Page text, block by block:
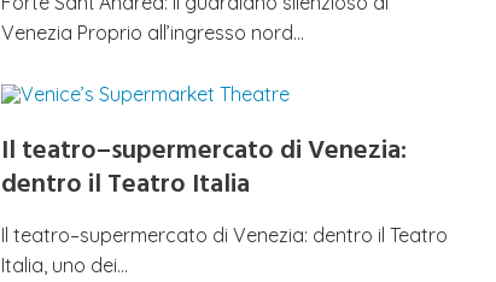
Venezia Proprio all’ingresso nord…
Il teatro–supermercato di Venezia:
dentro il Teatro Italia
Il teatro–supermercato di Venezia: dentro il Teatro
Italia, uno dei…